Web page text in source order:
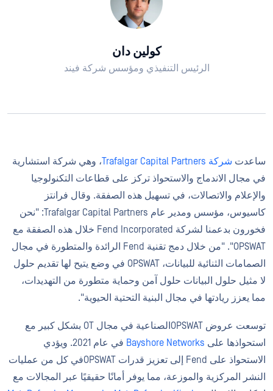
كولين دان
الرئيس التنفيذي ومؤسس شركة فيند
ساعدت شركة Trafalgar Capital Partners
، وهي شركة استشارية
في مجال الاندماج والاستحواذ تركز على قطاعات التكنولوجيا
والإعلام والاتصالات، في تسهيل هذه الصفقة. وقال فرانتز
كاسيوس، مؤسس ومدير عام Trafalgar Capital Partners: "نحن
فخورون بدعمنا لشركة Fend Incorporated خلال هذه الصفقة مع
OPSWAT". "من خلال دمج تقنية Fend الرائدة والمتطورة في مجال
الصمامات الثنائية للبيانات، OPSWAT في وضع يتيح لها تقديم حلول
لا مثيل حلول البيانات حلول آمن وحماية متطورة من التهديدات،
مما يعزز ريادتها في مجال البنية التحتية الحيوية".
توسعت عروض OPSWATالصناعية في مجال OT بشكل كبير مع
استحواذها على Bayshore Networks
في عام 2021. ويؤدي
الاستحواذ على Fend إلى تعزيز قدرات OPSWATفي كل من عمليات
النشر المركزية والموزعة، مما يوفر أمانًا حقيقيًا عبر المجالات مع